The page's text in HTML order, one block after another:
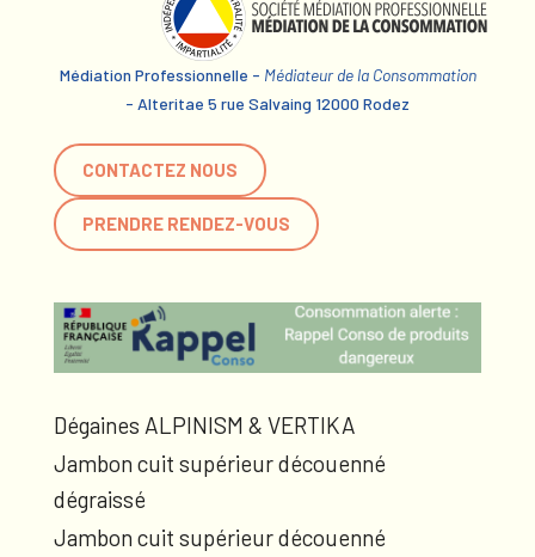
Médiation Professionnelle - Médiateur de la Consommation
- Alteritae 5 rue Salvaing 12000 Rodez
CONTACTEZ NOUS
PRENDRE RENDEZ-VOUS
Dégaines ALPINISM & VERTIKA
Jambon cuit supérieur découenné
dégraissé
Jambon cuit supérieur découenné